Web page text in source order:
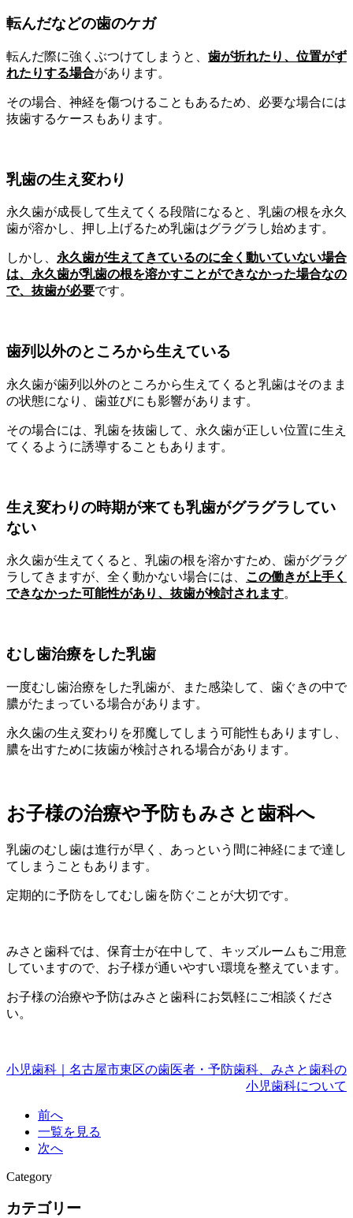
転んだなどの歯のケガ
転んだ際に強くぶつけてしまうと、 歯が折れたり、位置がず
れたりする場合があります。
その場合、神経を傷つけることもあるため、必要な場合には
抜歯するケースもあります。
乳歯の生え変わり
永久歯が成長して生えてくる段階になると、乳歯の根を永久
歯が溶かし、押し上げるため乳歯はグラグラし始めます。
しかし、 永久歯が生えてきているのに全く動いていない場合
は、永久歯が乳歯の根を溶かすことができなかった場合なの
で、抜歯が必要です。
歯列以外のところから生えている
永久歯が歯列以外のところから生えてくると乳歯はそのまま
の状態になり、歯並びにも影響があります。
その場合には、乳歯を抜歯して、永久歯が正しい位置に生え
てくるように誘導することもあります。
生え変わりの時期が来ても乳歯がグラグラしてい
ない
永久歯が生えてくると、乳歯の根を溶かすため、歯がグラグ
ラしてきますが、全く動かない場合には、 この働きが上手く
できなかった可能性があり、抜歯が検討されます。
むし歯治療をした乳歯
一度むし歯治療をした乳歯が、また感染して、歯ぐきの中で
膿がたまっている場合があります。
永久歯の生え変わりを邪魔してしまう可能性もありますし、
膿を出すために抜歯が検討される場合があります。
お子様の治療や予防もみさと歯科へ
乳歯のむし歯は進行が早く、あっという間に神経にまで達し
てしまうこともあります。
定期的に予防をしてむし歯を防ぐことが大切です。
みさと歯科では、保育士が在中して、キッズルームもご用意
していますので、お子様が通いやすい環境を整えています。
お子様の治療や予防はみさと歯科にお気軽にご相談くださ
い。
小児歯科｜名古屋市東区の歯医者・予防歯科、みさと歯科の
小児歯科について
前へ
一覧を見る
次へ
Category
カテゴリー